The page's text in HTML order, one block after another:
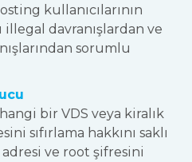
kullanıcılarının
davranışlardan ve
sorumlu
bir VDS veya kiralık
sıfırlama hakkını saklı
ve root şifresini